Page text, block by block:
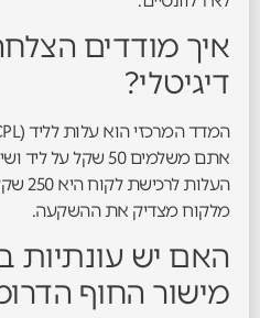
איך מודדים
דיגיטלי?
העלות
מלקוח מצדיק את ההשקעה.
האם יש עונתיות
מישור החוף